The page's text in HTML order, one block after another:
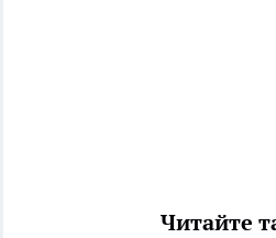
Читайте